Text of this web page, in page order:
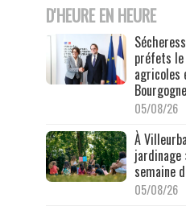
D'HEURE EN HEURE
préfets
agricoles
Bourgogne
05/08/26
À
jardinage
semaine
05/08/26